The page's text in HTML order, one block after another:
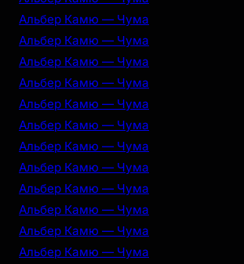
Альбер Камю — Чума
Альбер Камю — Чума
Альбер Камю — Чума
Альбер Камю — Чума
Альбер Камю — Чума
Альбер Камю — Чума
Альбер Камю — Чума
Альбер Камю — Чума
Альбер Камю — Чума
Альбер Камю — Чума
Альбер Камю — Чума
Альбер Камю — Чума